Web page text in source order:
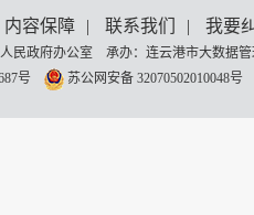
内容保障 | 联系我们 | 我要
人民政府办公室 承办：连云港市大数据
号
苏公网安备 32070502010048号